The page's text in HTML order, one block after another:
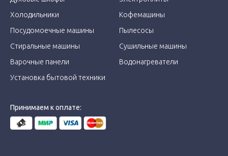
Принимаем к оплате:
Холодильники
Кофемашины
Посудомоечные машины
Пылесосы
Стиральные машины
Сушильные машины
Варочные панели
Водонагреватели
Установка бытовой техники